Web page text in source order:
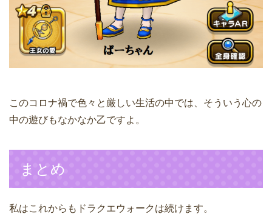
このコロナ禍で色々と厳しい生活の中では、そういう心の
中の遊びもなかなか乙ですよ。
まとめ
私はこれからもドラクエウォークは続けます。